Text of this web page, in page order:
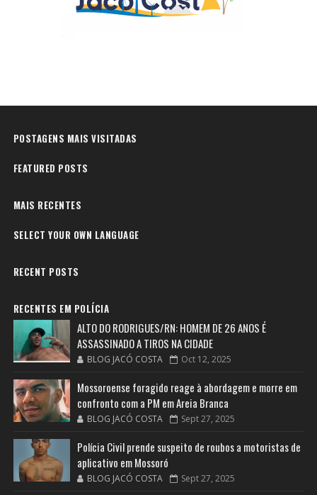
POSTAGENS MAIS VISITADAS
FEATURED POSTS
MAIS RECENTES
SELECT YOUR OWN LANGUAGE
RECENT POSTS
RECENTES EM POLÍCIA
ALTO DO RODRIGUES/RN: HOMEM DE 26 ANOS É
ASSASSINADO A TIROS NA CIDADE
BLOG JACÓ COSTA Oct 12, 2025
Mossoroense foragido reage à abordagem e morre em
confronto com a PM em Areia Branca
BLOG JACÓ COSTA Sept 27, 2025
Polícia Civil prende suspeito de roubos a motoristas de
aplicativo em Mossoró
BLOG JACÓ COSTA Sept 27, 2025